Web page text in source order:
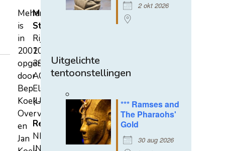
2 okt 2026
Uitgelichte
tentoonstellingen
*** Ramses and
The Pharaohs'
Gold
30 aug 2026
Mehen
is
in
2002
opgericht
door
Bep
Koek-
Overvest
en
Jan
Mehen
Studiecentrum
Rijksstraatweg
107A
3921
AC
Elst
(U)
Rekeningnummer
NL31